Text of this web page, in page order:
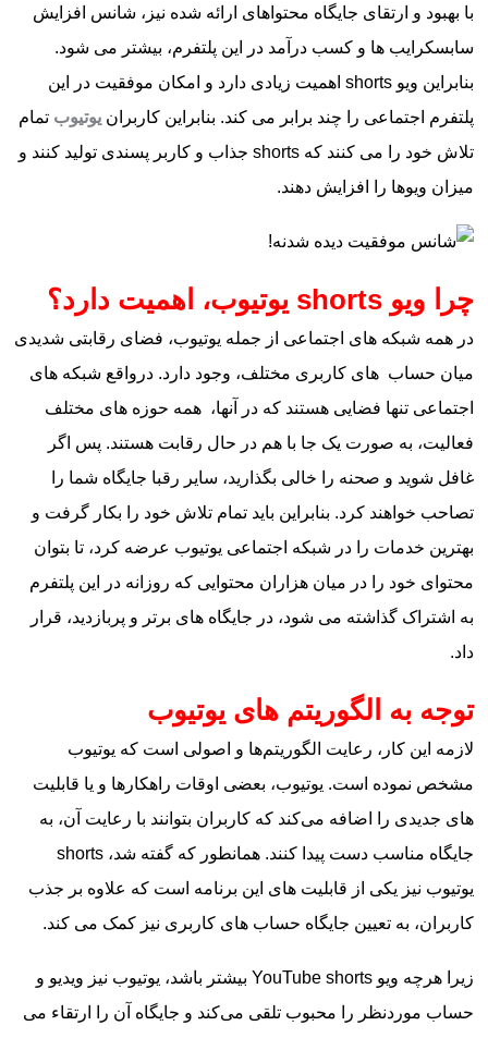
با بهبود و ارتقای جایگاه محتواهای ارائه شده نیز، شانس افزایش
سابسکرایب‌ ها و کسب درآمد در این پلتفرم، بیشتر می‌ شود.
بنابراین ویو shorts اهمیت زیادی دارد و امکان موفقیت در این
پلتفرم اجتماعی را چند برابر می‌ کند. بنابراین کاربران یوتیوب تمام
تلاش خود را می‌ کنند که shorts‌ جذاب و کاربر پسندی تولید کنند و
میزان ویو‌ها را افزایش دهند.
چرا ویو shorts یوتیوب، اهمیت دارد؟
در همه شبکه‌ های اجتماعی از جمله یوتیوب، فضای رقابتی شدیدی
میان حساب‌ های کاربری مختلف، وجود دارد. درواقع شبکه‌ های
اجتماعی تنها فضایی هستند که در آنها، همه حوزه‌ های مختلف
فعالیت، به صورت یک جا با هم در حال رقابت هستند. پس اگر
غافل شوید و صحنه را خالی بگذارید، سایر رقبا جایگاه شما را
تصاحب خواهند کرد. بنابراین باید تمام تلاش خود را بکار گرفت و
بهترین خدمات را در شبکه اجتماعی یوتیوب عرضه کرد، تا بتوان
محتوای خود را در میان هزاران محتوایی که روزانه در این پلتفرم
به اشتراک گذاشته می‌ شود، در جایگاه‌ های برتر و پربازدید، قرار
داد.
توجه به الگوریتم های یوتیوب
لازمه این کار، رعایت الگوریتم‌ها و اصولی است که یوتیوب
مشخص نموده است. یوتیوب، بعضی اوقات راهکارها و یا قابلیت‌
های جدیدی را اضافه می‌‌کند که کاربران بتوانند با رعایت آن، به
جایگاه مناسب دست پیدا کنند. همانطور که گفته شد، shorts
یوتیوب نیز یکی از قابلیت‌ های این برنامه است که علاوه بر جذب
کاربران، به تعیین جایگاه حساب‌ های کاربری نیز کمک می‌ کند.
زیرا هرچه ویو YouTube shorts بیشتر باشد، یوتیوب نیز ویدیو و
حساب موردنظر را محبوب تلقی می‌کند و جایگاه آن را ارتقاء می‌